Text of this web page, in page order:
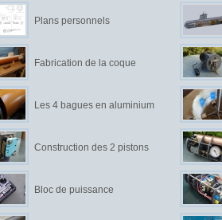
Plans personnels
Fabrication de la coque
Les 4 bagues en aluminium
Construction des 2 pistons
Bloc de puissance